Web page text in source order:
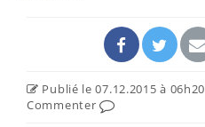
Publié le 07.12.2015 à 06h20
Commenter